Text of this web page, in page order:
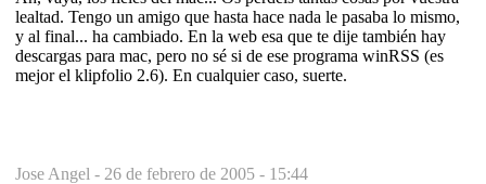
lealtad. Tengo un amigo que hasta hace nada le pasaba lo mismo,
y al final... ha cambiado. En la web esa que te dije también hay
descargas para mac, pero no sé si de ese programa winRSS (es
mejor el klipfolio 2.6). En cualquier caso, suerte.
Jose Angel - 26 de febrero de 2005 - 15:44